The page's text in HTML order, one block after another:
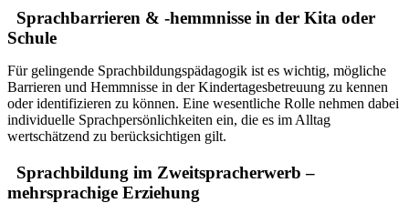
Sprachbarrieren & -hemmnisse in der Kita oder
Schule
Für gelingende Sprachbildungspädagogik ist es wichtig, mögliche
Barrieren und Hemmnisse in der Kindertagesbetreuung zu kennen
oder identifizieren zu können. Eine wesentliche Rolle nehmen dabei
individuelle Sprachpersönlichkeiten ein, die es im Alltag
wertschätzend zu berücksichtigen gilt.
Sprachbildung im Zweitspracherwerb –
mehrsprachige Erziehung